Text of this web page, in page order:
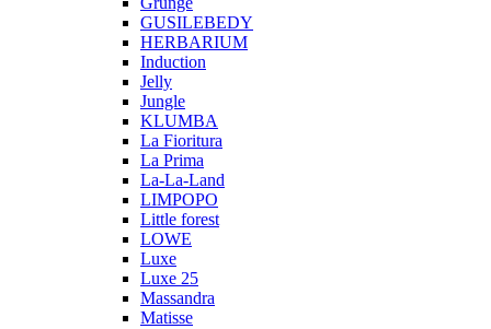
GUSILEBEDY
HERBARIUM
Induction
Jelly
Jungle
KLUMBA
La Fioritura
La Prima
La-La-Land
LIMPOPO
Little forest
LOWE
Luxe
Luxe 25
Massandra
Matisse